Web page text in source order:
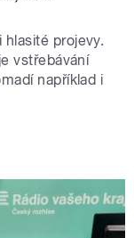
hlasité projevy.
vstřebávání
například i